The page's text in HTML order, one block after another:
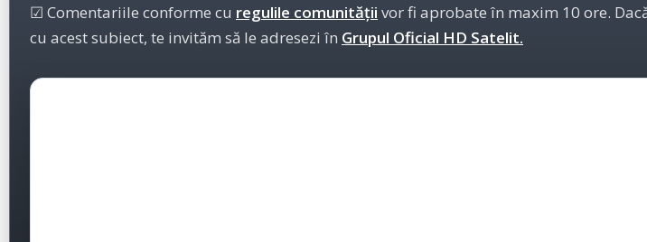
☑ Comentariile conforme cu regulile comunității vor fi aprobate în maxim 10 ore.
cu acest subiect, te invităm să le adresezi în Grupul Oficial HD Satelit.